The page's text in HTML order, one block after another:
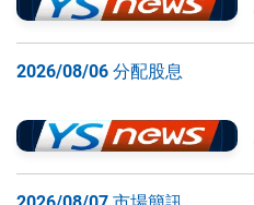
2026/08/06 分配股息